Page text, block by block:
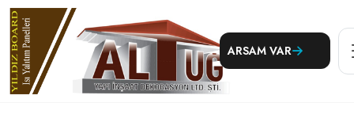
ARSAM VAR